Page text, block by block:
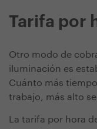
Tarifa por
Otro modo de
iluminación es
Cuánto más
trabajo, más alto
La tarifa por hora